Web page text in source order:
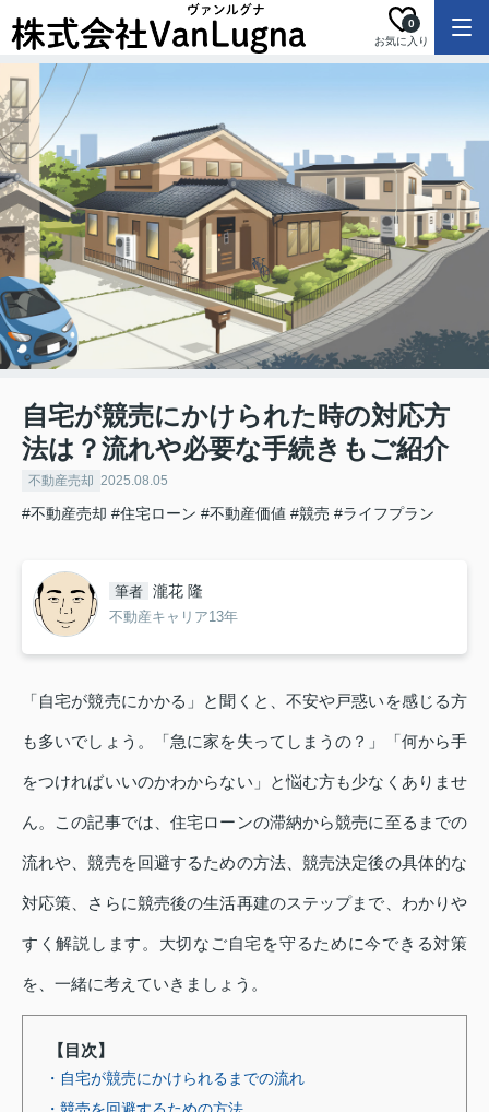
お気に入り
0
自宅が競売にかけられた時の対応方
法は？流れや必要な手続きもご紹介
不動産売却 2025.08.05
#不動産売却 #住宅ローン #不動産価値 #競売 #ライフプラン
筆者 瀧花 隆
不動産キャリア13年
「自宅が競売にかかる」と聞くと、不安や戸惑いを感じる方
も多いでしょう。「急に家を失ってしまうの？」「何から手
をつければいいのかわからない」と悩む方も少なくありませ
ん。この記事では、住宅ローンの滞納から競売に至るまでの
流れや、競売を回避するための方法、競売決定後の具体的な
対応策、さらに競売後の生活再建のステップまで、わかりや
すく解説します。大切なご自宅を守るために今できる対策
を、一緒に考えていきましょう。
【目次】
・自宅が競売にかけられるまでの流れ
・競売を回避するための方法